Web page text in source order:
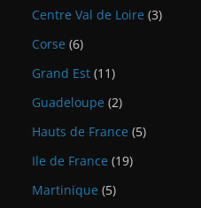
Centre Val de Loire (3)
Corse (6)
Grand Est (11)
Guadeloupe (2)
Hauts de France (5)
Ile de France (19)
Martinique (5)